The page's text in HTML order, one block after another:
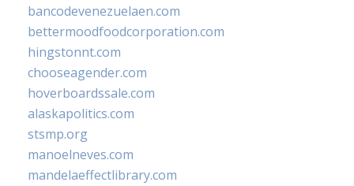
bancodevenezuelaen.com
bettermoodfoodcorporation.com
hingstonnt.com
chooseagender.com
hoverboardssale.com
alaskapolitics.com
stsmp.org
manoelneves.com
mandelaeffectlibrary.com